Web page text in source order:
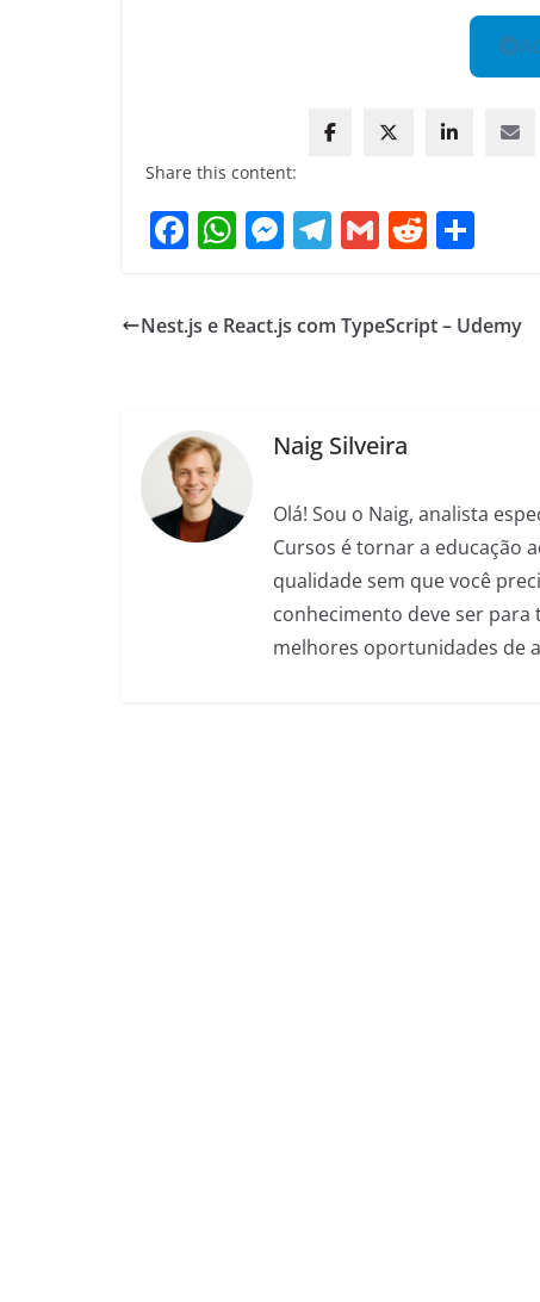
Share this content:
F
c
e
o
o
k
W
at
s
M
e
er
T
e
gr
G
ai
l
R
d
di
ar
e
Nest.js e React.js com TypeScript – Udemy
Naig Silveira
Olá! Sou o Naig, analista
Cursos é tornar a educação
qualidade sem que você
conhecimento deve ser
melhores oportunidades de